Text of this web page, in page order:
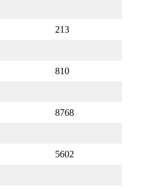
213
810
8768
5602